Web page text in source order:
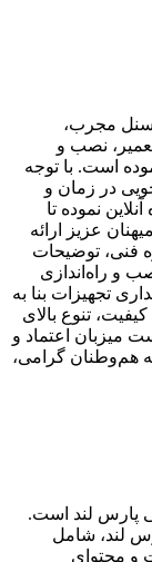
مجرب،
فروش، تعمیر، نصب و
است. با توجه
در زمان و
نموده تا
عزیز ارائه
فنی، توضیحات
و راه‌اندازی
تجهیزات بنا به
تنوع بالای
میزبان اعتماد و
هم‌وطنان گرامی،
پارس لند است.
لند، شامل
و محتوای